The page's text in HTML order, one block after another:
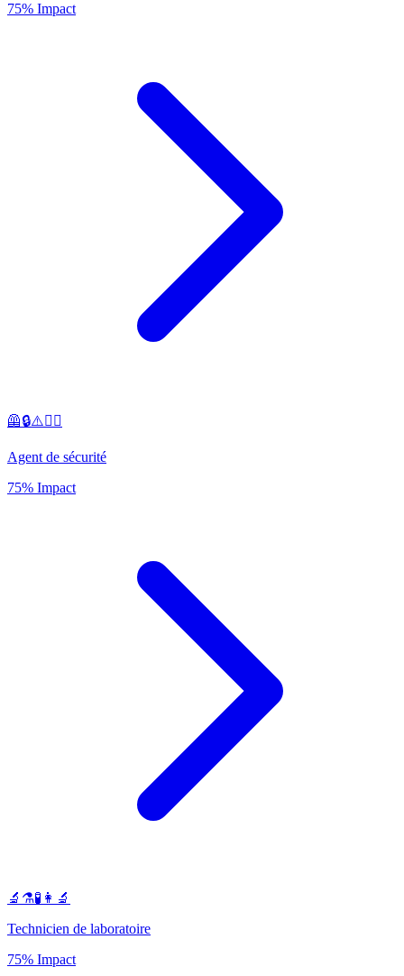
75% Impact
🦺🔒⚠️👷‍♂️
Agent de sécurité
75% Impact
🔬⚗️🧪👩‍🔬
Technicien de laboratoire
75% Impact